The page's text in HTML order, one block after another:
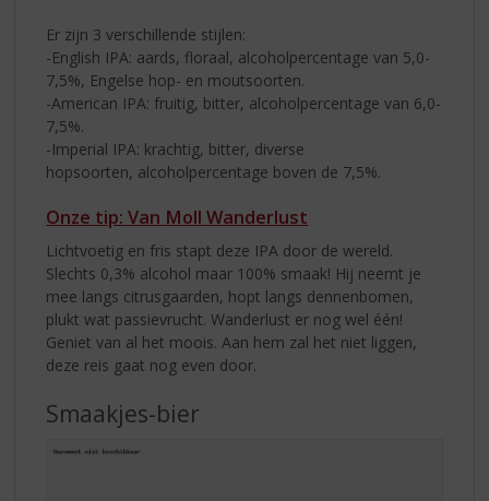
Er zijn 3 verschillende stijlen:
-English IPA: aards, floraal, alcoholpercentage van 5,0-
7,5%, Engelse hop- en moutsoorten.
-American IPA: fruitig, bitter, alcoholpercentage van 6,0-
7,5%.
-Imperial IPA: krachtig, bitter, diverse
hopsoorten, alcoholpercentage boven de 7,5%.
Onze tip: Van Moll Wanderlust
Lichtvoetig en fris stapt deze IPA door de wereld.
Slechts 0,3% alcohol maar 100% smaak! Hij neemt je
mee langs citrusgaarden, hopt langs dennenbomen,
plukt wat passievrucht. Wanderlust er nog wel één!
Geniet van al het moois. Aan hem zal het niet liggen,
deze reis gaat nog even door.
Smaakjes-bier